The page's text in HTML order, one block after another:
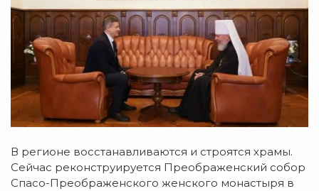
В регионе восстанавливаются и строятся храмы.
Сейчас реконструируется Преображенский собор
Спасо-Преображенского женского монастыря в